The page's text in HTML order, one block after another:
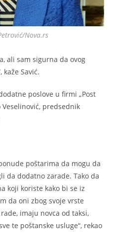
Nova.rs
ali sam sigurna da ovog
Savić.
poslove u firmi „Post
predsednik
poštarima da mogu da
da dodatno zarade. Tako da
koji koriste kako bi se iz
da oni zbog svoje vrste
imaju novca od taksi,
te poštanske usluge“, rekao